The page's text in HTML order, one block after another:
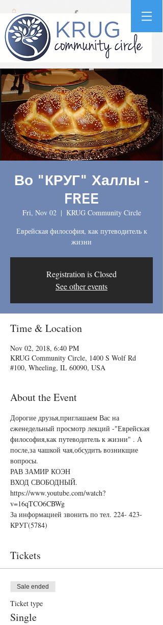
Во "КРУГ" Халлы -
FREE
Fri, Nov 02
  |
KRUG Community Circle
Еврейская философия, как путеводитель к
жизни
Registration is Closed
See other events
Time & Location
Nov 02, 2018, 6:40 PM
KRUG Community Circle, 1400 S Wolf Rd
#100, Wheeling, IL 60090, USA
About the Event
Дорогие друзья,приглашаем Вас на
eженедельный просмотр лекций -"Еврейская
философия,как путеводитель к жизни" . А
после,за чашкой чая,обсудить возникщие
вопросы.
РАВ ЗАМИР КОЭН
ВХОД СВОБОДНЫЙ.
https://www.youtube.com/watch?
v=16qTCO6CBWg
За информацией звонить по тел. 224- 423-
КРУГ(5784)
Tickets
Sale ended
Ticket type
Single